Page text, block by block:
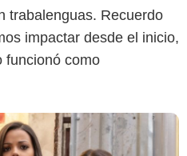
trabalenguas. Recuerdo
impactar desde el inicio,
funcionó como